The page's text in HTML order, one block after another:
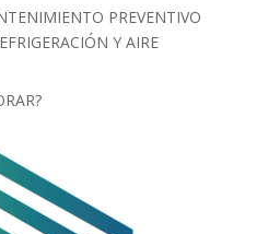
PREVENTIVO
Y AIRE